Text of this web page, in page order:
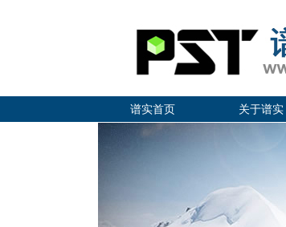
谱实首页 关于谱实